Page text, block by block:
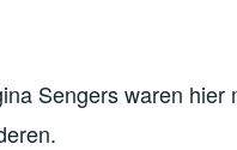
Sengers waren